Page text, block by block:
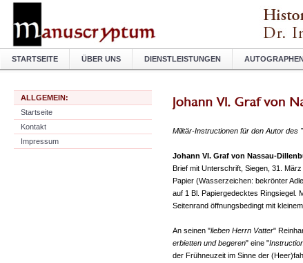
STARTSEITE ÜBER UNS DIENSTLEISTUNGEN
ALLGEMEIN:
Startseite
Kontakt
Impressum
Militär-Instructionen für den Autor des
Johann VI. Graf von Nassau-
Brief mit Unterschrift, Siegen, 31.
Papier (Wasserzeichen: bekrönter
auf 1 Bl. Papiergedecktes Ringsiegel.
Seitenrand öffnungsbedingt mit
An seinen "lieben Herrn Vatter"
erbietten und begeren" eine "
der Frühneuzeit im Sinne der